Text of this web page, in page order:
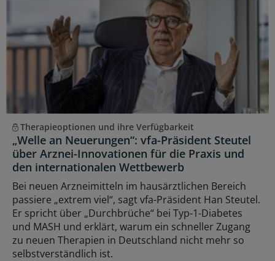
Therapieoptionen und ihre Verfügbarkeit
„Welle an Neuerungen“: vfa-Präsident Steutel
über Arznei-Innovationen für die Praxis und
den internationalen Wettbewerb
Bei neuen Arzneimitteln im hausärztlichen Bereich
passiere „extrem viel“, sagt vfa-Präsident Han Steutel.
Er spricht über „Durchbrüche“ bei Typ-1-Diabetes
und MASH und erklärt, warum ein schneller Zugang
zu neuen Therapien in Deutschland nicht mehr so
selbstverständlich ist.